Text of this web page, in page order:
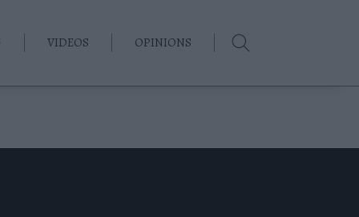
VIDEOS OPINIONS